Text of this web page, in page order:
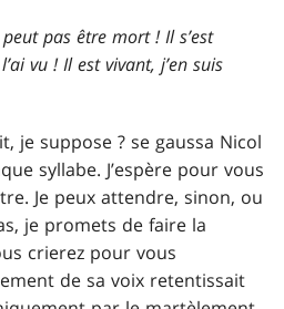
pas être mort ! Il s’est
vu ! Il est vivant, j’en suis
je suppose ? se gaussa Nicol
syllabe. J’espère pour vous
Je peux attendre, sinon, ou
je promets de faire la
crierez pour vous
de sa voix retentissait